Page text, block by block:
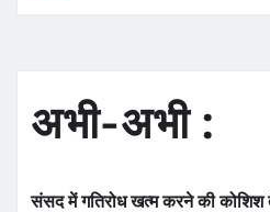
अभी-अभी :
संसद में गतिरोध खत्म करने की कोशिश